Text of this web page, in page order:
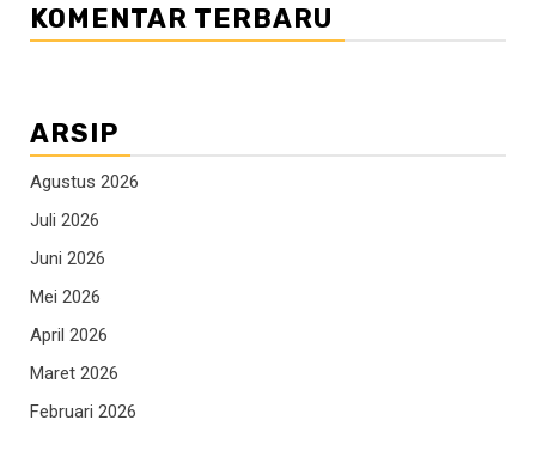
KOMENTAR TERBARU
ARSIP
Agustus 2026
Juli 2026
Juni 2026
Mei 2026
April 2026
Maret 2026
Februari 2026